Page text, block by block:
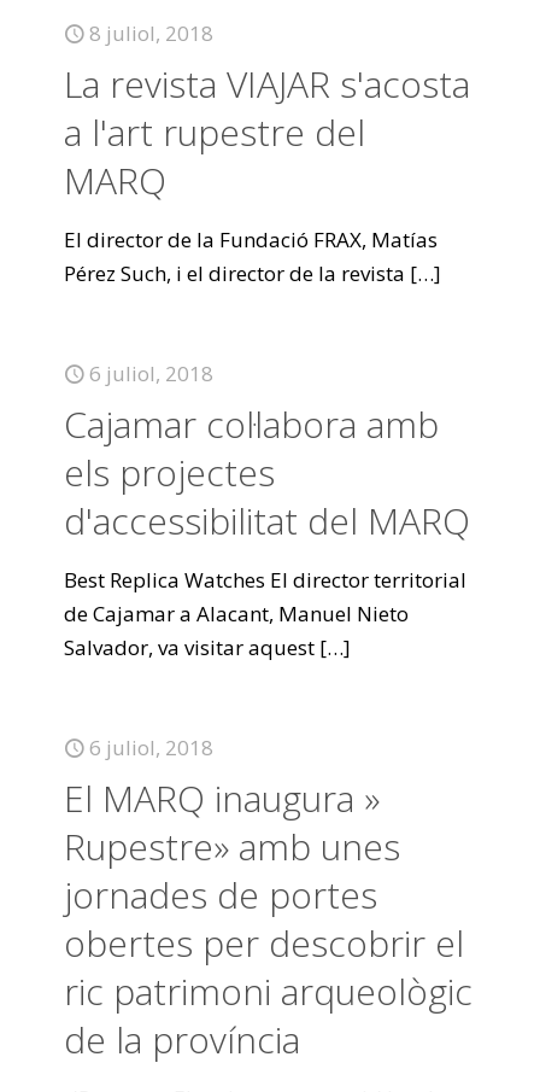
8 juliol, 2018
La revista VIAJAR s'acosta
a l'art rupestre del
MARQ
El director de la Fundació FRAX, Matías
Pérez Such, i el director de la revista […]
6 juliol, 2018
Cajamar col·labora amb
els projectes
d'accessibilitat del MARQ
Best Replica Watches El director territorial
de Cajamar a Alacant, Manuel Nieto
Salvador, va visitar aquest […]
6 juliol, 2018
El MARQ inaugura »
Rupestre» amb unes
jornades de portes
obertes per descobrir el
ric patrimoni arqueològic
de la província